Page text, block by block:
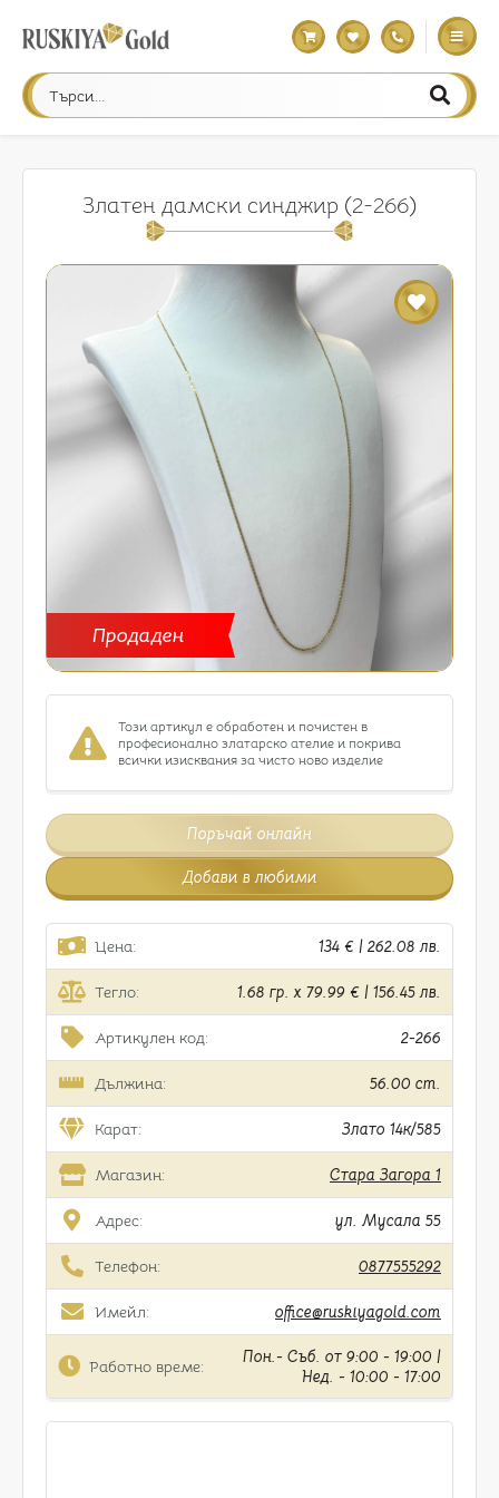
Златен дамски синджир (2-266)
Продаден
Този артикул е обработен и почистен в
професионално златарско ателие и покрива
всички изисквания за чисто ново изделие
Поръчай онлайн
Добави в любими
Цена: 134 € | 262.08 лв.
Тегло: 1.68 гр. x 79.99 € | 156.45 лв.
Артикулен код: 2-266
Дължина: 56.00 cm.
Карат: Злато 14к/585
Магазин: Стара Загора 1
Адрес: ул. Мусала 55
Телефон: 0877555292
Имейл: office@ruskiyagold.com
Работно време:
Пон.- Съб. от 9:00 - 19:00 |
Нед. - 10:00 - 17:00